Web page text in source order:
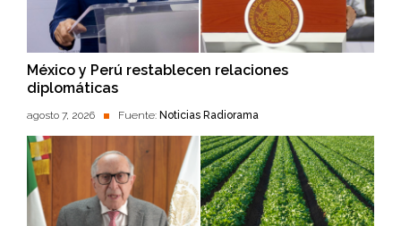
México y Perú restablecen relaciones
diplomáticas
agosto 7, 2026 Fuente: Noticias Radiorama